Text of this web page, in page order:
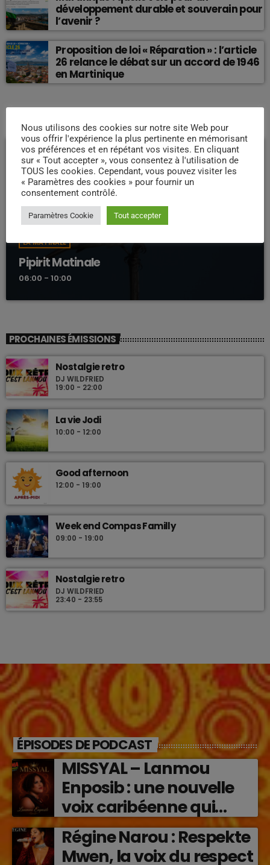
développement durable et souverain pour
l’avenir ?
Proposition de loi « Réparation » : l’article
26 relance le débat sur un accord de 1946
en Martinique
EMISSION EN COURS
LA MATINALE
Pipirit Matinale
06:00 - 10:00
PROCHAINES ÉMISSIONS
Nostalgie retro
DJ WILDFRIED
19:00 - 22:00
La vie Jodi
10:00 - 12:00
Good afternoon
12:00 - 19:00
Week end Compas Familly
09:00 - 19:00
Nostalgie retro
DJ WILDFRIED
23:40 - 23:55
ÉPISODES DE PODCAST
MISSYAL – Lanmou
Enposib : une nouvelle
voix caribéenne qui
transforme les émotions
en musique (2026)
Régine Narou : Respekte
Mwen, la voix du respect
Nous utilisons des cookies sur notre site Web pour
vous offrir l'expérience la plus pertinente en mémorisant
vos préférences et en répétant vos visites. En cliquant
sur « Tout accepter », vous consentez à l'utilisation de
TOUS les cookies. Cependant, vous pouvez visiter les
« Paramètres des cookies » pour fournir un
consentement contrôlé.
Paramètres Cookie Tout accepter